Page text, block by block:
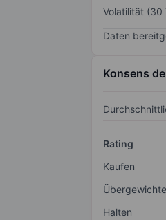
Volatilität (30
Daten
Konsens
Rating
Kaufen
Halten